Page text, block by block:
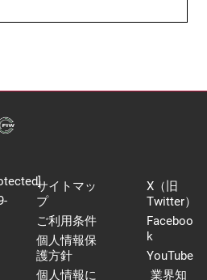
サイトマッ
プ
ご利用条件
個人情報保
護方針
個人情報に
X（旧
Twitter）
Faceboo
k
YouTube
業界知